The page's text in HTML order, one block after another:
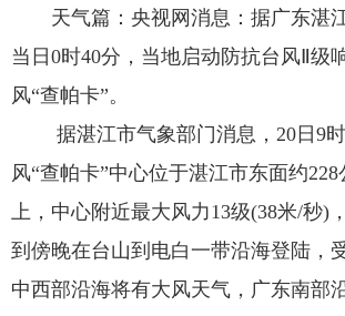
天气篇：央视网消息：据广东湛江
当日0时40分，当地启动防抗台风Ⅱ级
风“查帕卡”。
据湛江市气象部门消息，20日9时
风“查帕卡”中心位于湛江市东面约
上，中心附近最大风力13级(38米/秒)
到傍晚在台山到电白一带沿海登陆，
中西部沿海将有大风天气，广东南部